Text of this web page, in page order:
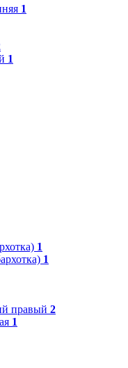
1
1
1
1
правый 2
1